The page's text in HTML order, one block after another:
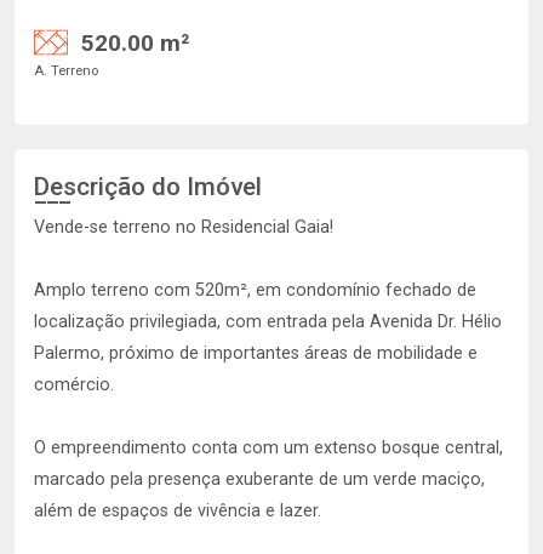
520.00 m²
A. Terreno
Descrição do Imóvel
Vende-se terreno no Residencial Gaia!
Amplo terreno com 520m², em condomínio fechado de
localização privilegiada, com entrada pela Avenida Dr. Hélio
Palermo, próximo de importantes áreas de mobilidade e
comércio.
O empreendimento conta com um extenso bosque central,
marcado pela presença exuberante de um verde maciço,
além de espaços de vivência e lazer.